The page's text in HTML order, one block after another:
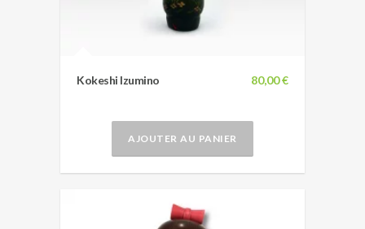
80,00 €
Kokeshi Izumino
AJOUTER AU PANIER